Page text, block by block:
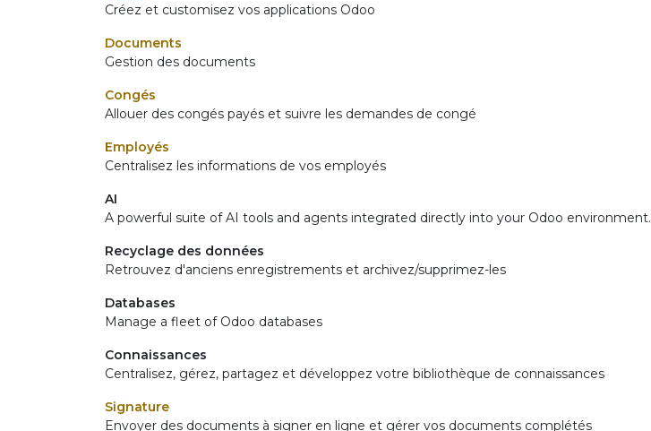
Créez et customisez vos applications Odoo
Documents
Gestion des documents
Congés
Allouer des congés payés et suivre les demandes de congé
Employés
Centralisez les informations de vos employés
AI
A powerful suite of AI tools and agents integrated directly into your Odoo environment.
Recyclage des données
Retrouvez d'anciens enregistrements et archivez/supprimez-les
Databases
Manage a fleet of Odoo databases
Connaissances
Centralisez, gérez, partagez et développez votre bibliothèque de connaissances
Signature
Envoyer des documents à signer en ligne et gérer vos documents complétés